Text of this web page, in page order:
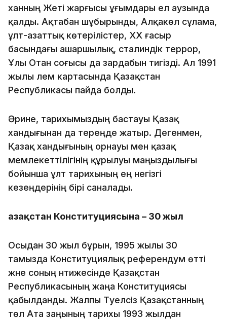
ханның Жеті жарғысы ұғымдары ел аузында
қалды. Ақтабан шұбырынды, Алқакөл сұлама,
ұлт-азаттық көтерілістер, XX ғасыр
басындағы ашаршылық, сталиндік террор,
Ұлы Отан соғысы да зардабын тигізді. Ал 1991
жылы әлем картасында Қазақстан
Республикасы пайда болды.
Әрине, тарихымыздың бастауы Қазақ
хандығынан да тереңде жатыр. Дегенмен,
Қазақ хандығының орнауы мен қазақ
мемлекеттілігінің құрылуы маңыздылығы
бойынша ұлт тарихының ең негізгі
кезеңдерінің бірі саналады.
Қазақстан Конституциясына – 30 жыл
Осыдан 30 жыл бұрын, 1995 жылы 30
тамызда Конституциялық референдум өтті
және соның нәтижесінде Қазақстан
Республикасының жаңа Конституциясы
қабылданды. Жалпы Тәуелсіз Қазақстанның
төл Ата заңының тарихы 1993 жылдан